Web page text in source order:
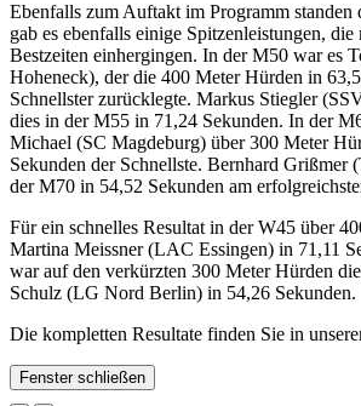
Ebenfalls zum Auftakt im Programm
gab es ebenfalls einige Spitzenleistungen,
Bestzeiten einhergingen. In der M50 war es
Hoheneck), der die 400 Meter Hürden in
Schnellster zurücklegte. Markus Stiegler
dies in der M55 in 71,24 Sekunden. In der
Michael (SC Magdeburg) über 300 Meter
Sekunden der Schnellste. Bernhard Grißmer
der M70 in 54,52 Sekunden am
Für ein schnelles Resultat in der W45 über
Martina Meissner (LAC Essingen) in 71,11
war auf den verkürzten 300 Meter Hürden
Schulz (LG Nord Berlin) in 54,26 Sekunden.
Die kompletten Resultate finden Sie in
Fenster schließen